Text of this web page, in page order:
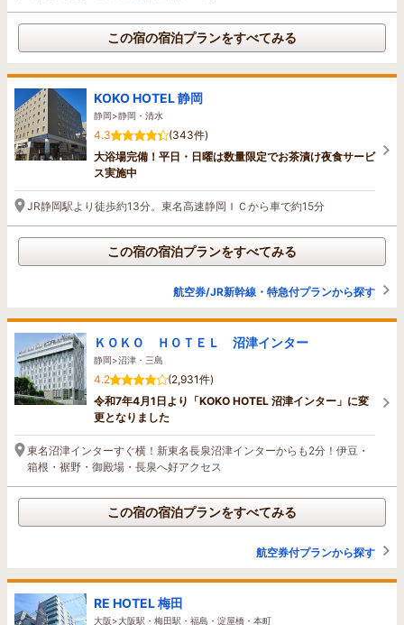
この宿の宿泊プランをすべてみる
KOKO HOTEL 静岡
静岡>静岡・清水
4.3
(343件)
大浴場完備！平日・日曜は数量限定でお茶漬け夜食サービ
ス実施中
JR静岡駅より徒歩約13分。東名高速静岡ＩＣから車で約15分
この宿の宿泊プランをすべてみる
航空券/JR新幹線・特急付プランから探す
ＫＯＫＯ ＨＯＴＥＬ 沼津インター
静岡>沼津・三島
4.2
(2,931件)
令和7年4月1日より「KOKO HOTEL 沼津インター」に変
更となりました
東名沼津インターすぐ横！新東名長泉沼津インターからも2分！伊豆・
箱根・裾野・御殿場・長泉へ好アクセス
この宿の宿泊プランをすべてみる
航空券付プランから探す
RE HOTEL 梅田
大阪>大阪駅・梅田駅・福島・淀屋橋・本町